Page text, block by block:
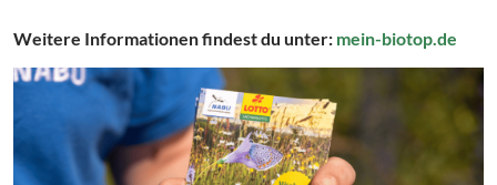
Weitere Informationen findest du unter: mein-biotop.de